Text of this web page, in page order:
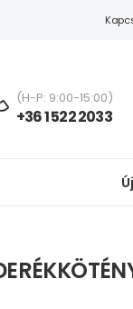
(H-P: 9:00-15:00)
+36 1 522 2033